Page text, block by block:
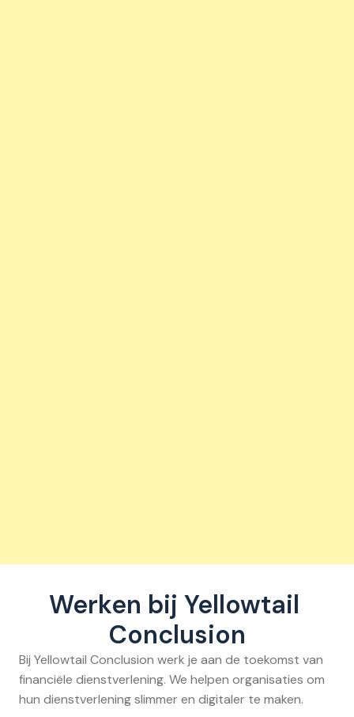
Werken bij Yellowtail
Conclusion
Bij Yellowtail Conclusion werk je aan de toekomst van
financiële dienstverlening. We helpen organisaties om
hun dienstverlening slimmer en digitaler te maken.